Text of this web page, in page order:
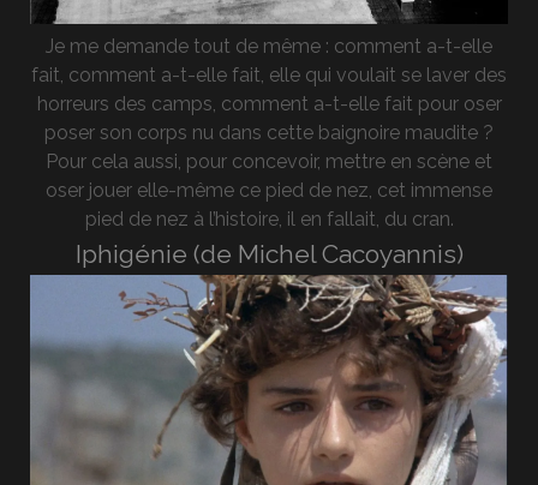
Je me demande tout de même : comment a-t-elle
fait, comment a-t-elle fait, elle qui voulait se laver des
horreurs des camps, comment a-t-elle fait pour oser
poser son corps nu dans cette baignoire maudite ?
Pour cela aussi, pour concevoir, mettre en scène et
oser jouer elle-même ce pied de nez, cet immense
pied de nez à l’histoire, il en fallait, du cran.
Iphigénie (de Michel Cacoyannis)